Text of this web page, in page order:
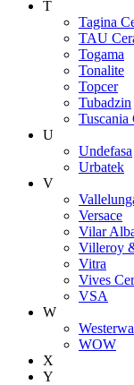
T
Tagina
TAU
Togama
Tonalite
Topcer
Tubadzin
Tuscania
U
Undefasa
Urbatek
V
Versace
Vilar
Villeroy
Vitra
Vives
VSA
W
WOW
X
Y